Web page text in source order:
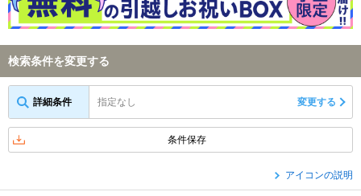
検索条件を変更する
詳細条件 指定なし 変更する
条件保存
アイコンの説明